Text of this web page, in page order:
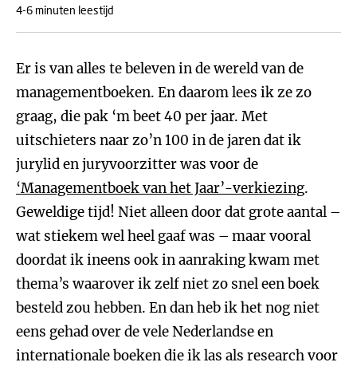
4-6 minuten leestijd
Er is van alles te beleven in de wereld van de
managementboeken. En daarom lees ik ze zo
graag, die pak ‘m beet 40 per jaar. Met
uitschieters naar zo’n 100 in de jaren dat ik
jurylid en juryvoorzitter was voor de
‘Managementboek van het Jaar’-verkiezing.
Geweldige tijd! Niet alleen door dat grote aantal –
wat stiekem wel heel gaaf was – maar vooral
doordat ik ineens ook in aanraking kwam met
thema’s waarover ik zelf niet zo snel een boek
besteld zou hebben. En dan heb ik het nog niet
eens gehad over de vele Nederlandse en
internationale boeken die ik las als research voor